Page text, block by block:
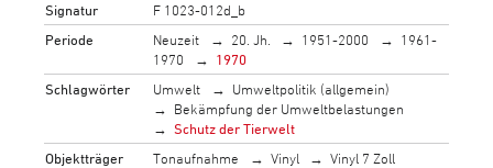
Signatur
F 1023-012d_b
Periode
Neuzeit 20. Jh. 1951-2000
1961-
1970
1970
Schlagwörter
Umwelt
Umweltpolitik (allgemein)
Bekämpfung der Umweltbelastungen
Schutz der Tierwelt
Objektträger
Tonaufnahme Vinyl
Vinyl 7 Zoll